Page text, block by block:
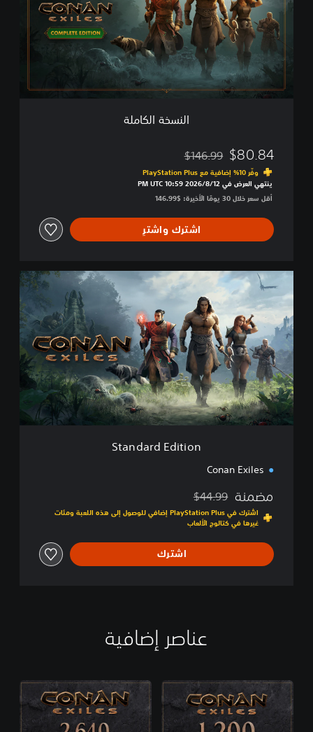
خ
ل
النسخة الكاملة
$80.84 مخصوم من السعر الأصلي البالغ $146.99‏
$146.99
وفّر 10% إضافية مع PlayStation Plus‏
ينتهي العرض في 12‏/8‏/2026 10:59 PM UTC‏
أقل سعر خلال 30 يومًا الأخيرة: $146.99‏
اشترك واشترِ
n
d
d
E
d
i
t
Standard Edition
Conan Exiles
مضمنة مخصوم من السعر الأصلي البالغ $44.99‏
$44.99
اشترك في PlayStation Plus إضافي للوصول إلى هذه اللعبة ومئات
غيرها في كتالوج الألعاب
اشترك
عناصر إضافية